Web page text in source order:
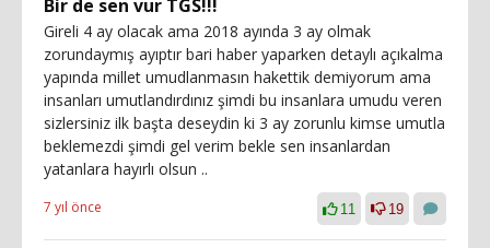
Bir de sen vur TGS!!!
Gireli 4 ay olacak ama 2018 ayında 3 ay olmak
zorundaymış ayıptır bari haber yaparken detaylı açıkalma
yapında millet umudlanmasın hakettik demiyorum ama
insanları umutlandırdınız şimdi bu insanlara umudu veren
sizlersiniz ilk başta deseydin ki 3 ay zorunlu kimse umutla
beklemezdi şimdi gel verim bekle sen insanlardan
yatanlara hayırlı olsun ..
7 yıl önce 11 19